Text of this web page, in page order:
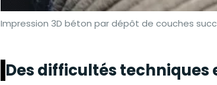
Impression 3D béton par dépôt de couches
Des difficultés techniques